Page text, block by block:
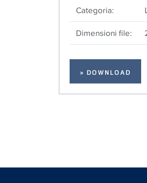
Categoria:
Dimensioni file:
» DOWNLOAD